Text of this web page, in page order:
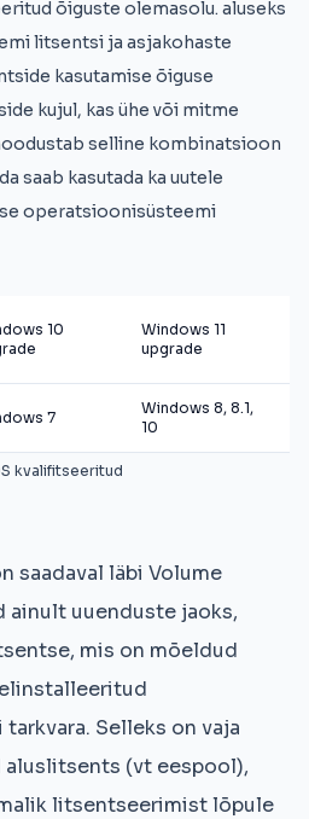
õiguste olemasolu. aluseks
litsentsi ja asjakohaste
kasutamise õiguse
kujul, kas ühe või mitme
selline kombinatsioon
saab kasutada ka uutele
operatsioonisüsteemi
10
Windows 11
upgrade
7
Windows 8, 8.1,
10
kvalifitseeritud
saadaval läbi Volume
ainult uuenduste jaoks,
mis on mõeldud
Selleks on vaja
(vt eespool),
litsentseerimist lõpule